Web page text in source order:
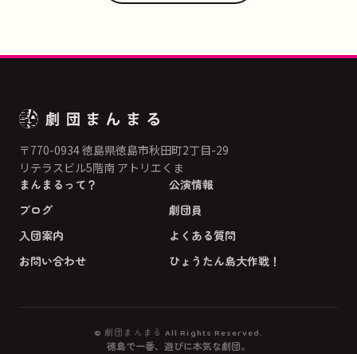
〒770-0934 徳島県徳島市秋田町2丁目-29
リテラスビル5階南 アトリエくま
まんまるって？
公演情報
ブログ
劇団員
入団案内
よくある質問
お問い合わせ
ひょうたん島大作戦！
© 劇団まんまる All Rights Reserved.
徳島で一番、遊びに本気な劇団。